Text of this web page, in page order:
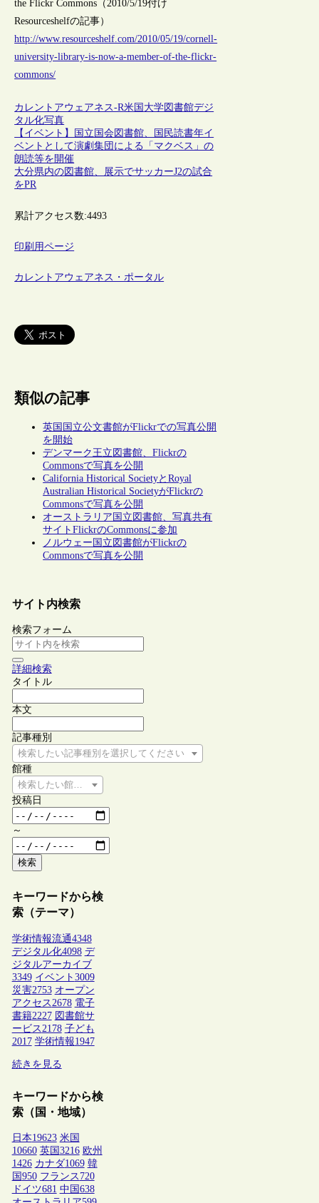
the Flickr Commons（2010/5/19付け
Resourceshelfの記事）
http://www.resourceshelf.com/2010/05/19/cornell-
university-library-is-now-a-member-of-the-flickr-
commons/
カレントアウェアネス-R米国 大学図書館デジ
タル化写真
【イベント】国立国会図書館、国民読書年イ
ベントとして演劇集団による「マクベス」の
朗読等を開催
大分県内の図書館、展示でサッカーJ2の試合
をPR
累計アクセス数:4493
印刷用ページ
カレントアウェアネス・ポータル
類似の記事
英国国立公文書館がFlickrでの写真公開
を開始
デンマーク王立図書館、Flickrの
Commonsで写真を公開
California Historical SocietyとRoyal
Australian Historical SocietyがFlickrの
Commonsで写真を公開
オーストラリア国立図書館、写真共有
サイトFlickrのCommonsに参加
ノルウェー国立図書館がFlickrの
Commonsで写真を公開
サイト内検索
検索フォーム
詳細検索
タイトル
本文
記事種別
検索したい記事種別を選択してください
館種
検索したい館種を選択してください
投稿日
～
検索
キーワードから検
索（テーマ）
学術情報流通4348
デジタル化4098 デ
ジタルアーカイブ
3349 イベント 3009
災害2753 オープン
アクセス 2678 電子
書籍2227 図書館サ
ービス 2178 子ども
2017 学術情報1947
続きを見る
キーワードから検
索（国・地域）
日本19623 米国
10660 英国 3216 欧州
1426 カナダ1069 韓
国 950 フランス 720
ドイツ681 中国 638